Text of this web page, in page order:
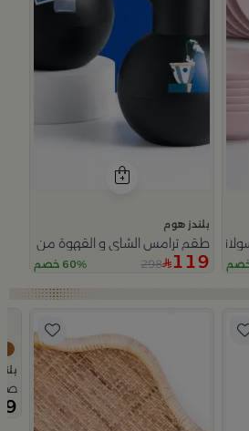
بلندز هوم
طقم ترامس الشاي و القهوة من سيمارا
119
298 60% خصم
صينية تقديم